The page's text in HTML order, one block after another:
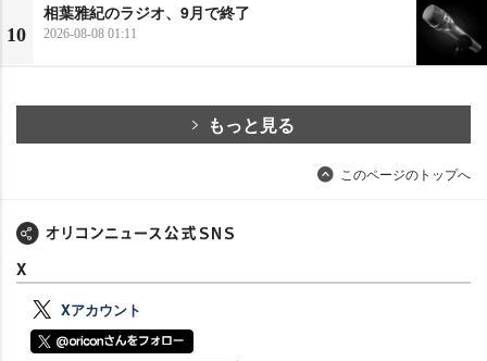
10
相葉雅紀のラジオ、9月で終了
2026-08-08 01:11
もっと見る
このページのトップへ
X
Xアカウント